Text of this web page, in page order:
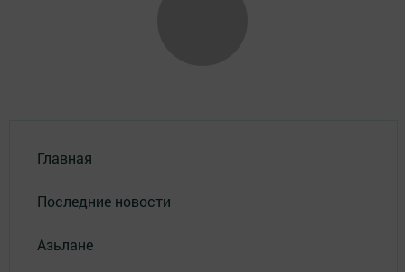
Главная
Последние новости
Азьлане